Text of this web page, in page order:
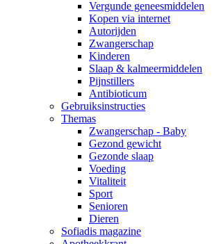
Vergunde geneesmiddelen
Kopen via internet
Autorijden
Zwangerschap
Kinderen
Slaap & kalmeermiddelen
Pijnstillers
Antibioticum
Gebruiksinstructies
Themas
Zwangerschap - Baby
Gezond gewicht
Gezonde slaap
Voeding
Vitaliteit
Sport
Senioren
Dieren
Sofiadis magazine